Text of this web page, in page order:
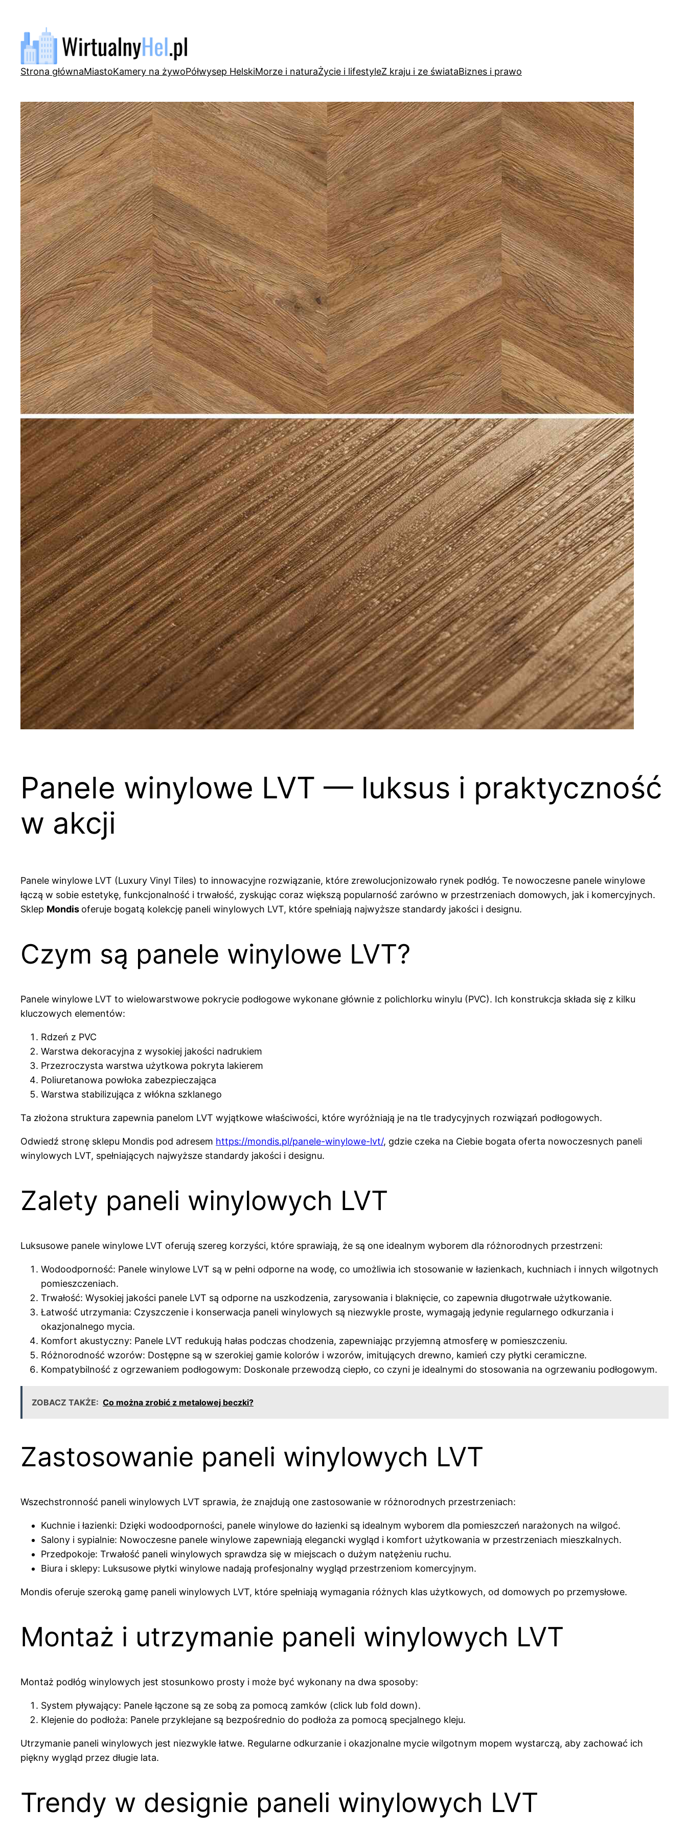
treści
Strona głównaMiastoKamery na żywoPółwysep HelskiMorze i naturaŻycie i lifestyleZ kraju i ze świataBiznes i prawo
Panele winylowe LVT — luksus i praktyczność
w akcji
Panele winylowe LVT (Luxury Vinyl Tiles) to innowacyjne rozwiązanie, które zrewolucjonizowało rynek podłóg. Te nowoczesne panele winylowe
łączą w sobie estetykę, funkcjonalność i trwałość, zyskując coraz większą popularność zarówno w przestrzeniach domowych, jak i komercyjnych.
Sklep Mondis oferuje bogatą kolekcję paneli winylowych LVT, które spełniają najwyższe standardy jakości i designu.
Czym są panele winylowe LVT?
Panele winylowe LVT to wielowarstwowe pokrycie podłogowe wykonane głównie z polichlorku winylu (PVC). Ich konstrukcja składa się z kilku
kluczowych elementów:
Rdzeń z PVC
Warstwa dekoracyjna z wysokiej jakości nadrukiem
Przezroczysta warstwa użytkowa pokryta lakierem
Poliuretanowa powłoka zabezpieczająca
Warstwa stabilizująca z włókna szklanego
Ta złożona struktura zapewnia panelom LVT wyjątkowe właściwości, które wyróżniają je na tle tradycyjnych rozwiązań podłogowych.
Odwiedź stronę sklepu Mondis pod adresem https://mondis.pl/panele-winylowe-lvt/, gdzie czeka na Ciebie bogata oferta nowoczesnych paneli
winylowych LVT, spełniających najwyższe standardy jakości i designu.
Zalety paneli winylowych LVT
Luksusowe panele winylowe LVT oferują szereg korzyści, które sprawiają, że są one idealnym wyborem dla różnorodnych przestrzeni:
Wodoodporność: Panele winylowe LVT są w pełni odporne na wodę, co umożliwia ich stosowanie w łazienkach, kuchniach i innych wilgotnych
pomieszczeniach.
Trwałość: Wysokiej jakości panele LVT są odporne na uszkodzenia, zarysowania i blaknięcie, co zapewnia długotrwałe użytkowanie.
Łatwość utrzymania: Czyszczenie i konserwacja paneli winylowych są niezwykle proste, wymagają jedynie regularnego odkurzania i
okazjonalnego mycia.
Komfort akustyczny: Panele LVT redukują hałas podczas chodzenia, zapewniając przyjemną atmosferę w pomieszczeniu.
Różnorodność wzorów: Dostępne są w szerokiej gamie kolorów i wzorów, imitujących drewno, kamień czy płytki ceramiczne.
Kompatybilność z ogrzewaniem podłogowym: Doskonale przewodzą ciepło, co czyni je idealnymi do stosowania na ogrzewaniu podłogowym.
ZOBACZ TAKŻE: Co można zrobić z metalowej beczki?
Zastosowanie paneli winylowych LVT
Wszechstronność paneli winylowych LVT sprawia, że znajdują one zastosowanie w różnorodnych przestrzeniach:
Kuchnie i łazienki: Dzięki wodoodporności, panele winylowe do łazienki są idealnym wyborem dla pomieszczeń narażonych na wilgoć.
Salony i sypialnie: Nowoczesne panele winylowe zapewniają elegancki wygląd i komfort użytkowania w przestrzeniach mieszkalnych.
Przedpokoje: Trwałość paneli winylowych sprawdza się w miejscach o dużym natężeniu ruchu.
Biura i sklepy: Luksusowe płytki winylowe nadają profesjonalny wygląd przestrzeniom komercyjnym.
Mondis oferuje szeroką gamę paneli winylowych LVT, które spełniają wymagania różnych klas użytkowych, od domowych po przemysłowe.
Montaż i utrzymanie paneli winylowych LVT
Montaż podłóg winylowych jest stosunkowo prosty i może być wykonany na dwa sposoby:
System pływający: Panele łączone są ze sobą za pomocą zamków (click lub fold down).
Klejenie do podłoża: Panele przyklejane są bezpośrednio do podłoża za pomocą specjalnego kleju.
Utrzymanie paneli winylowych jest niezwykle łatwe. Regularne odkurzanie i okazjonalne mycie wilgotnym mopem wystarczą, aby zachować ich
piękny wygląd przez długie lata.
Trendy w designie paneli winylowych LVT